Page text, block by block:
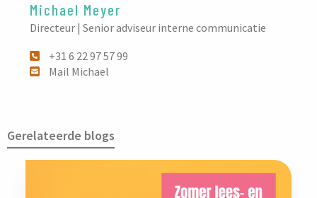
Michael Meyer
Directeur | Senior adviseur interne communicatie
+31 6 22 97 57 99
Mail Michael
Gerelateerde blogs